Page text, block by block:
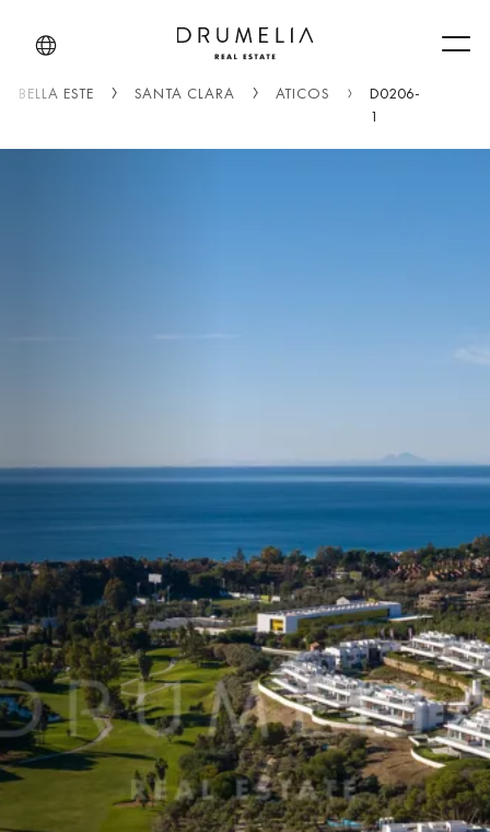
ESTE SANTA CLARA ÁTICOS
D0206-
1